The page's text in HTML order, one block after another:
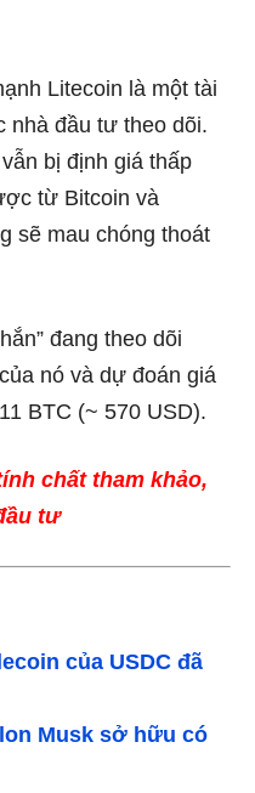
Litecoin là một tài
nhà đầu tư theo dõi.
bị định giá thấp
từ Bitcoin và
sẽ mau chóng thoát
đang theo dõi
nó và dự đoán giá
BTC (~ 570 USD).
chất tham khảo,
tư
của USDC đã
Musk sở hữu có